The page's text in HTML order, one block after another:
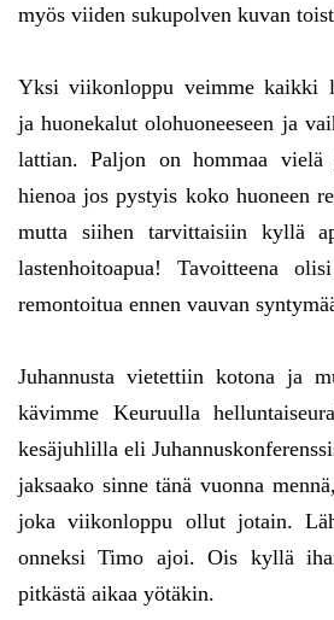
myös viiden sukupolven kuvan
Yksi viikonloppu veimme kaikki
ja huonekalut olohuoneeseen ja
lattian. Paljon on hommaa
hienoa jos pystyis koko huoneen
mutta siihen tarvittaisiin kyllä
lastenhoitoapua! Tavoitteena
remontoitua ennen vauvan
Juhannusta vietettiin kotona ja
kävimme Keuruulla
kesäjuhlilla eli
jaksaako sinne tänä vuonna
joka viikonloppu ollut jotain.
onneksi Timo ajoi. Ois kyllä
pitkästä aikaa yötäkin.